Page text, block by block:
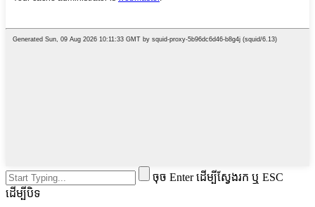
ចុច Enter ដើម្បីស្វែងរក ឬ ESC
ដើម្បីបិទ